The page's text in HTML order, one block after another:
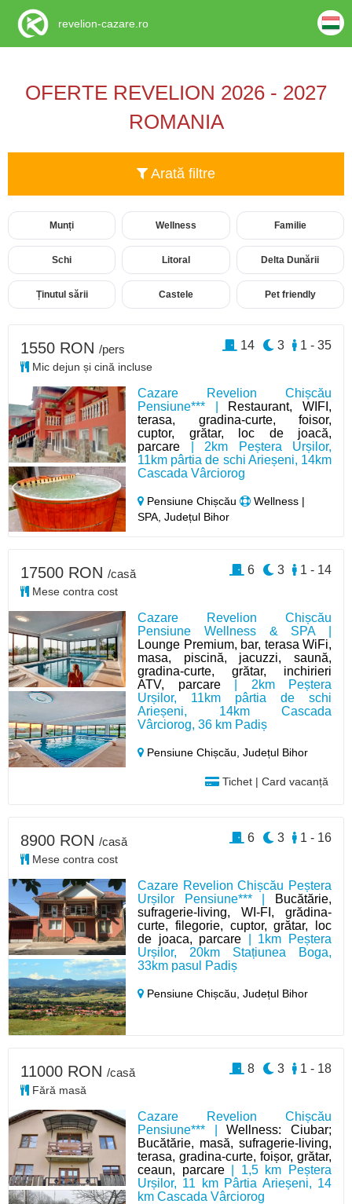
OFERTE REVELION 2026 - 2027
ROMANIA
Arată filtre
Munți Wellness Familie
Schi Litoral Delta Dunării
Ținutul sării Castele Pet friendly
Cazare Revelion Chișcău
Pensiune*** | Restaurant, WIFI,
terasa, gradina-curte, foisor,
cuptor, grătar, loc de joacă,
parcare | 2km Peștera Urșilor,
11km pârtia de schi Arieșeni, 14km
Cascada Vârciorog
Pensiune Chișcău
Wellness |
SPA, Județul Bihor
1550 RON /pers
Mic dejun și cină incluse
1 - 35
3
14
Cazare Revelion Chișcău
Pensiune Wellness & SPA |
Lounge Premium, bar, terasa WiFi,
masa, piscină, jacuzzi, saună,
gradina-curte, grătar, inchirieri
ATV, parcare| 2km Peștera
Urșilor, 11km pârtia de schi
Arieșeni, 14km Cascada
Vârciorog, 36 km Padiș
Pensiune Chișcău,Județul Bihor
Tichet | Card vacanță
17500 RON /casă
Mese contra cost
1 - 14
3
6
Cazare Revelion Chișcău Peștera
Urșilor Pensiune*** |
Bucătărie,
sufragerie-living, WI-FI, grădina-
curte, filegorie, cuptor, grătar, loc
de joaca, parcare | 1km Peștera
Urșilor, 20km Stațiunea Boga,
33km pasul Padiș
Pensiune Chișcău,Județul Bihor
8900 RON /casă
Mese contra cost
1 - 16
3
6
Cazare Revelion Chișcău
Pensiune*** |Wellness: Ciubar;
Bucătărie, masă, sufragerie-living,
terasa, gradina-curte, foișor, grătar,
ceaun, parcare| 1,5 km Peștera
Urșilor, 11 km Pârtia Arieșeni, 14
km Cascada Vârciorog
11000 RON /casă
Fără masă
1 - 18
3
8
revelion-cazare.ro